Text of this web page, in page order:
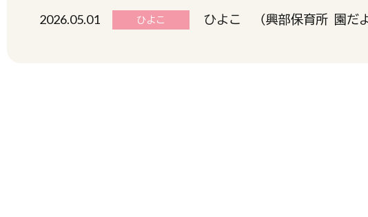
2026.05.01 ひよこ ひよこ （興部保育所 園だ